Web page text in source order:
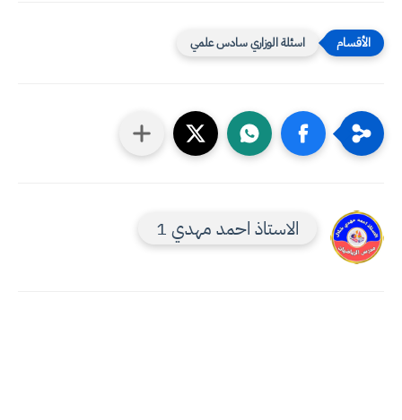
اسئلة الوزاري سادس علمي
الاستاذ احمد مهدي 1